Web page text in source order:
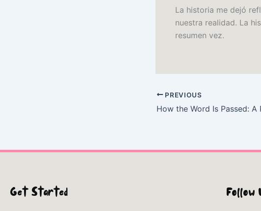
La historia me dejó
nuestra realidad. La
resumen vez.
PREVIOUS
Get Started Follow